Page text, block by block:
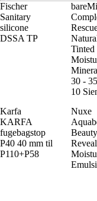
Fischer
Sanitary
silicone
DSSA TP
Tinted
30 -
10
Karfa
KARFA
fugebagstop
P40 40 mm til
P110+P58
Nuxe